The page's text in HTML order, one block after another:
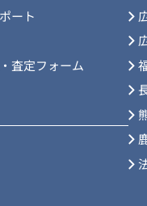
ート
査定フォーム